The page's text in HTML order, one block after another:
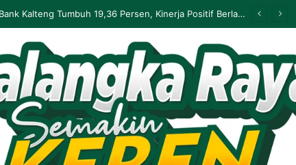
Palangka Raya Perluas Digitalisasi Perlindungan Sosial, Perkuat Akurasi Data dan Penyaluran Bansos